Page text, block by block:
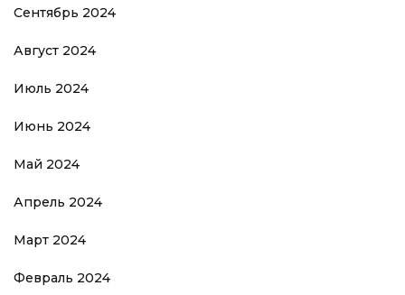
Сентябрь 2024
Август 2024
Июль 2024
Июнь 2024
Май 2024
Апрель 2024
Март 2024
Февраль 2024